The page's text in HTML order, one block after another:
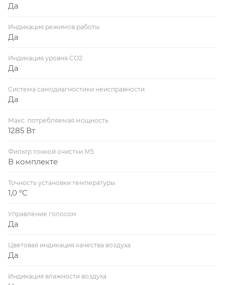
Да
Индикация режимов работы
Да
Индикация уровня CO2
Да
Система самодиагностики неисправности
Да
Макс. потребляемая мощность
1285 Вт
Фильтр тонкой очистки М5
В комплекте
Точность установки температуры
1,0 °С
Управление голосом
Да
Цветовая индикация качества воздуха
Да
Индикация влажности воздуха